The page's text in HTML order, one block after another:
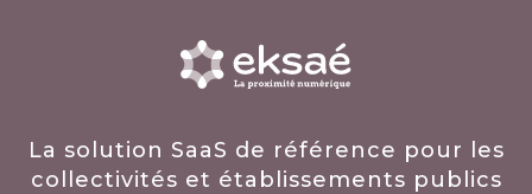
La solution SaaS de référence pour les
collectivités et établissements publics